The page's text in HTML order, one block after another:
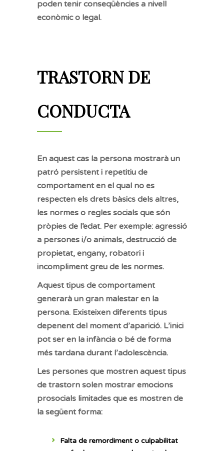
poden tenir conseqüències a nivell
econòmic o legal.
TRASTORN DE
CONDUCTA
En aquest cas la persona mostrarà un
patró persistent i repetitiu de
comportament en el qual no es
respecten els drets bàsics dels altres,
les normes o regles socials que són
pròpies de l’edat. Per exemple: agressió
a persones i/o animals, destrucció de
propietat, engany, robatori i
incompliment greu de les normes.
Aquest tipus de comportament
generarà un gran malestar en la
persona. Existeixen diferents tipus
depenent del moment d’aparició. L’inici
pot ser en la infància o bé de forma
més tardana durant l’adolescència.
Les persones que mostren aquest tipus
de trastorn solen mostrar emocions
prosocials limitades que es mostren de
la següent forma:
Falta de remordiment o culpabilitat